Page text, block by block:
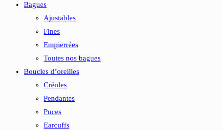
Bagues
Ajustables
Fines
Empierrées
Toutes nos bagues
Boucles d’oreilles
Créoles
Pendantes
Puces
Earcuffs